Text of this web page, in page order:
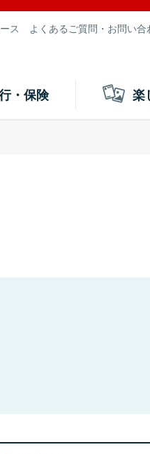
ス よくあるご質問・お問い合
・保険 楽